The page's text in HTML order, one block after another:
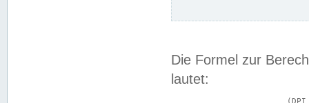
Die Formel zur
lautet: